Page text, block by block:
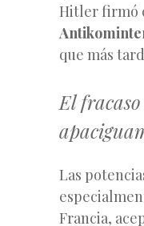
Hitler firmó
que más
El
Las
Francia,